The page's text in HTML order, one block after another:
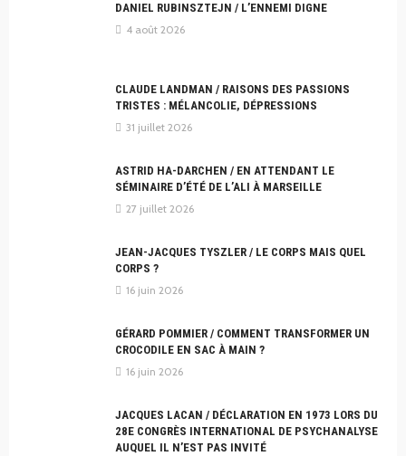
DANIEL RUBINSZTEJN / L’ENNEMI DIGNE
4 août 2026
CLAUDE LANDMAN / RAISONS DES PASSIONS
TRISTES : MÉLANCOLIE, DÉPRESSIONS
31 juillet 2026
ASTRID HA-DARCHEN / EN ATTENDANT LE
SÉMINAIRE D’ÉTÉ DE L’ALI À MARSEILLE
27 juillet 2026
JEAN-JACQUES TYSZLER / LE CORPS MAIS QUEL
CORPS ?
16 juin 2026
GÉRARD POMMIER / COMMENT TRANSFORMER UN
CROCODILE EN SAC À MAIN ?
16 juin 2026
JACQUES LACAN / DÉCLARATION EN 1973 LORS DU
28E CONGRÈS INTERNATIONAL DE PSYCHANALYSE
AUQUEL IL N’EST PAS INVITÉ